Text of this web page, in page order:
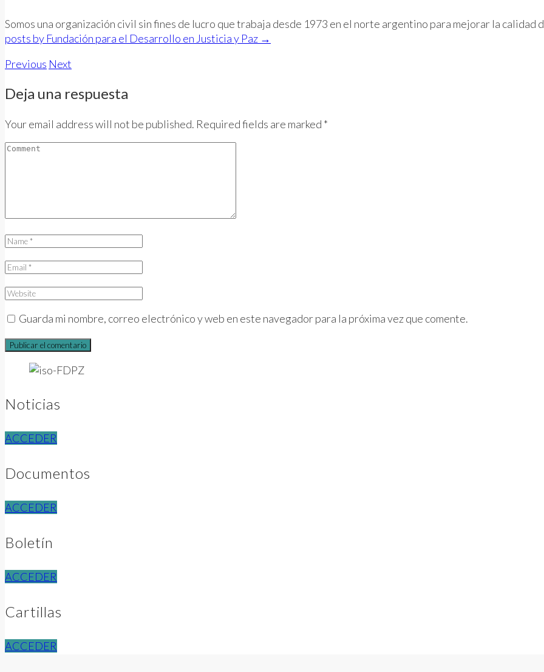
Somos una organización civil sin fines de lucro que trabaja desde 1973 en el norte argentino para mejorar la calidad
posts by Fundación para el Desarrollo en Justicia y Paz →
Previous Next
Deja una respuesta
Your email address will not be published. Required fields are marked *
Guarda mi nombre, correo electrónico y web en este navegador para la próxima vez que comente.
Noticias
ACCEDER
Documentos
ACCEDER
Boletín
ACCEDER
Cartillas
ACCEDER